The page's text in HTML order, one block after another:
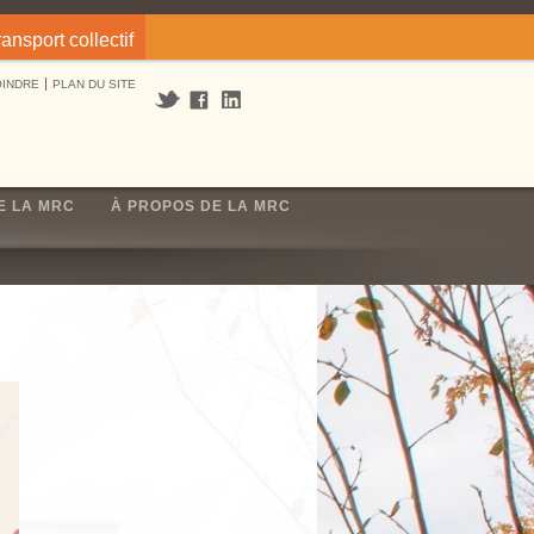
collectif
PLAN DU SITE
LA MRC À PROPOS DE LA MRC